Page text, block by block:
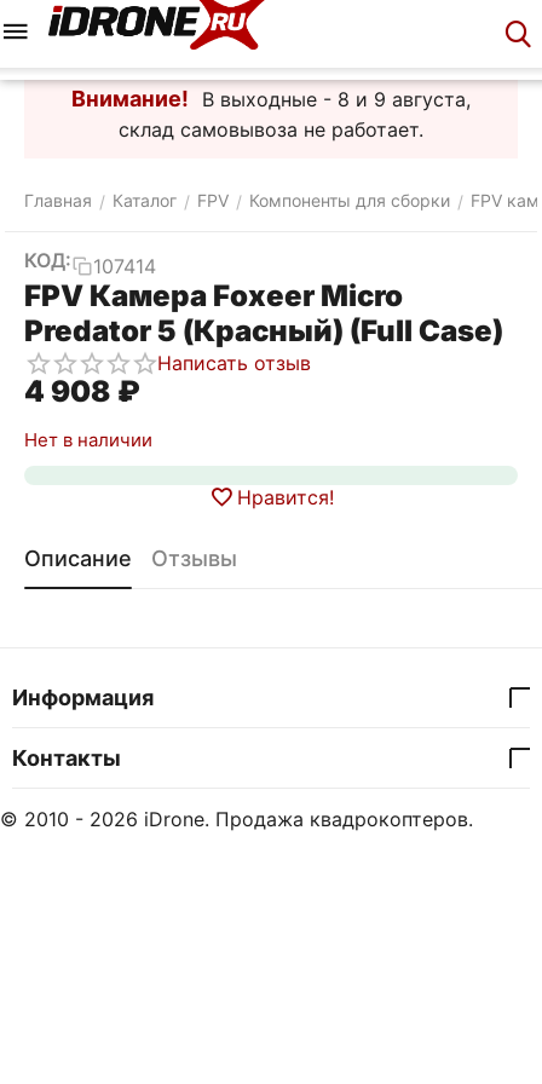
Внимание!
В выходные - 8 и 9 августа,
склад самовывоза не работает.
Главная / Каталог / FPV / Компоненты для сборки / FPV
КОД: 107414
FPV Камера Foxeer Micro
Predator 5 (Красный) (Full Case)
Написать отзыв
4 908 ₽
Нет в наличии
Нравится!
Описание Отзывы
Информация
Контакты
© 2010 - 2026 iDrone. Продажа квадрокоптеров.
Корзина